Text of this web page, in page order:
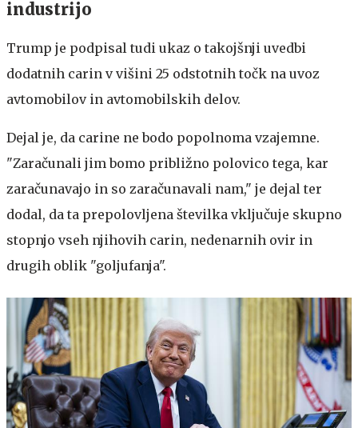
industrijo
Trump je podpisal tudi ukaz o takojšnji uvedbi
dodatnih carin v višini 25 odstotnih točk na uvoz
avtomobilov in avtomobilskih delov.
Dejal je, da carine ne bodo popolnoma vzajemne.
"Zaračunali jim bomo približno polovico tega, kar
zaračunavajo in so zaračunavali nam," je dejal ter
dodal, da ta prepolovljena številka vključuje skupno
stopnjo vseh njihovih carin, nedenarnih ovir in
drugih oblik "goljufanja".